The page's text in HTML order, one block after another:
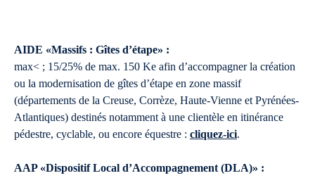
AIDE «Massifs : Gîtes d’étape» :
max< ; 15/25% de max. 150 Ke afin d’accompagner la création
ou la modernisation de gîtes d’étape en zone massif
(départements de la Creuse, Corrèze, Haute-Vienne et Pyrénées-
Atlantiques) destinés notamment à une clientèle en itinérance
pédestre, cyclable, ou encore équestre : cliquez-ici.
AAP «Dispositif Local d’Accompagnement (DLA)» :